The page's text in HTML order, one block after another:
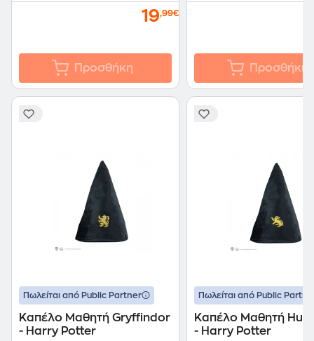
19,99€
Προσθήκη Προσθήκη
Πωλείται από Public Partner
Καπέλο Μαθητή Gryffindor
- Harry Potter
Πωλείται από Public
Καπέλο Μαθητή
- Harry Potter